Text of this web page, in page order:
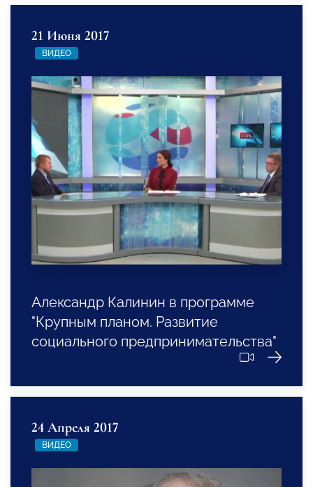
21 Июня 2017
ВИДЕО
Александр Калинин в программе
"Крупным планом. Развитие
социального предпринимательства"
24 Апреля 2017
ВИДЕО